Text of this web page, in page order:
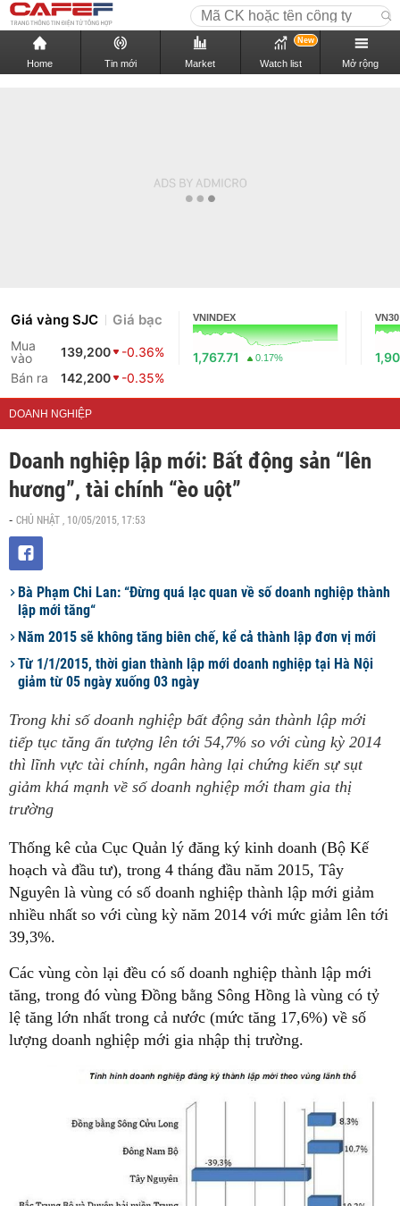
Home Tin mới Market Watch list
New
Mở rộng
Giá vàng SJC Giá bạc
Mua
vào
139,200
-0.36%
Bán ra
142,200 -0.35%
VNINDEX
1,767.71 0.17%
VN30
DOANH NGHIỆP
Doanh nghiệp lập mới: Bất động sản “lên
hương”, tài chính “èo uột”
- CHỦ NHẬT , 10/05/2015, 17:53
Bà Phạm Chi Lan: “Đừng quá lạc quan về số doanh nghiệp thành
lập mới tăng“
Năm 2015 sẽ không tăng biên chế, kể cả thành lập đơn vị mới
Từ 1/1/2015, thời gian thành lập mới doanh nghiệp tại Hà Nội
giảm từ 05 ngày xuống 03 ngày
Trong khi số doanh nghiệp bất động sản thành lập mới
tiếp tục tăng ấn tượng lên tới 54,7% so với cùng kỳ 2014
thì lĩnh vực tài chính, ngân hàng lại chứng kiến sự sụt
giảm khá mạnh về số doanh nghiệp mới tham gia thị
trường
Thống kê của Cục Quản lý đăng ký kinh doanh (Bộ Kế
hoạch và đầu tư), trong 4 tháng đầu năm 2015, Tây
Nguyên là vùng có số doanh nghiệp thành lập mới giảm
nhiều nhất so với cùng kỳ năm 2014 với mức giảm lên tới
39,3%.
Các vùng còn lại đều có số doanh nghiệp thành lập mới
tăng, trong đó vùng Đồng bằng Sông Hồng là vùng có tỷ
lệ tăng lớn nhất trong cả nước (mức tăng 17,6%) về số
lượng doanh nghiệp mới gia nhập thị trường.